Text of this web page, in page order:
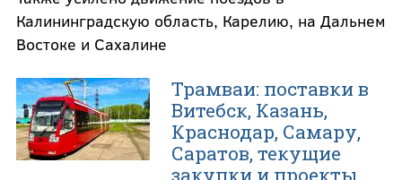
Калининградскую область, Карелию, на Дальнем
Востоке и Сахалине
Трамваи: поставки в
Витебск, Казань,
Краснодар, Самару,
Саратов, текущие
закупки и проекты